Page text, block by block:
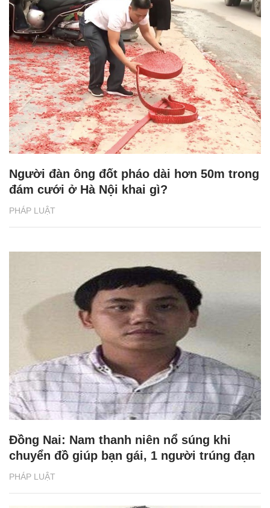
PHÁP LUẬT
Người đàn ông đốt pháo dài hơn 50m trong
đám cưới ở Hà Nội khai gì?
PHÁP LUẬT
Đồng Nai: Nam thanh niên nổ súng khi
chuyển đồ giúp bạn gái, 1 người trúng đạn